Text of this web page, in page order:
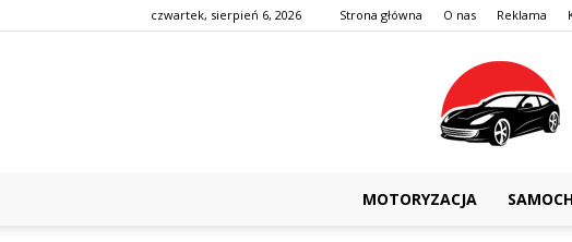
czwartek, sierpień 6, 2026 Strona główna O nas Reklama
MOTORYZACJA